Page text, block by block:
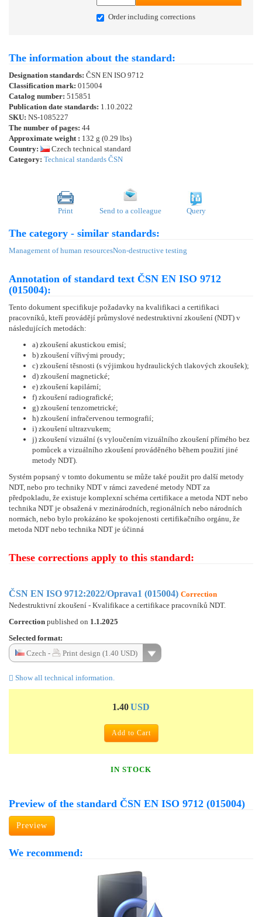
Order including corrections
The information about the standard:
Designation standards: ČSN EN ISO 9712
Classification mark: 015004
Catalog number: 515851
Publication date standards: 1.10.2022
SKU: NS-1085227
The number of pages: 44
Approximate weight : 132 g (0.29 lbs)
Country:
Czech technical standard
Category: Technical standards ČSN
Print Send to a colleague Query
The category - similar standards:
Management of human resourcesNon-destructive testing
Annotation of standard text ČSN EN ISO 9712
(015004):
Tento dokument specifikuje požadavky na kvalifikaci a certifikaci
pracovníků, kteří provádějí průmyslové nedestruktivní zkoušení (NDT) v
následujících metodách:
a) zkoušení akustickou emisí;
b) zkoušení vířivými proudy;
c) zkoušení těsnosti (s výjimkou hydraulických tlakových zkoušek);
d) zkoušení magnetické;
e) zkoušení kapilární;
f) zkoušení radiografické;
g) zkoušení tenzometrické;
h) zkoušení infračervenou termografií;
i) zkoušení ultrazvukem;
j) zkoušení vizuální (s vyloučením vizuálního zkoušení přímého bez
pomůcek a vizuálního zkoušení prováděného během použití jiné
metody NDT).
Systém popsaný v tomto dokumentu se může také použit pro další metody
NDT, nebo pro techniky NDT v rámci zavedené metody NDT za
předpokladu, že existuje komplexní schéma certifikace a metoda NDT nebo
technika NDT je obsažená v mezinárodních, regionálních nebo národních
normách, nebo bylo prokázáno ke spokojenosti certifikačního orgánu, že
metoda NDT nebo technika NDT je účinná
These corrections apply to this standard:
ČSN EN ISO 9712:2022/Oprava1 (015004) Correction
Nedestruktivní zkoušení - Kvalifikace a certifikace pracovníků NDT.
Correction published on 1.1.2025
Selected format:
Czech -
Print design (1.40 USD)
Show all technical information.
1.40USD
Add to Cart
IN STOCK
Preview of the standard ČSN EN ISO 9712 (015004)
Preview
We recommend: